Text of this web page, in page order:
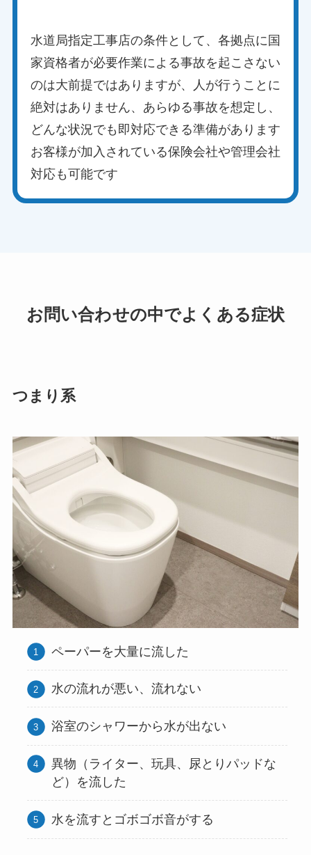
水道局指定工事店の条件として、各拠点に国
家資格者が必要作業による事故を起こさない
のは大前提ではありますが、人が行うことに
絶対はありません、あらゆる事故を想定し、
どんな状況でも即対応できる準備があります
お客様が加入されている保険会社や管理会社
対応も可能です
お問い合わせの中でよくある症状
つまり系
ペーパーを大量に流した
水の流れが悪い、流れない
浴室のシャワーから水が出ない
異物（ライター、玩具、尿とりパッドな
ど）を流した
水を流すとゴボゴボ音がする